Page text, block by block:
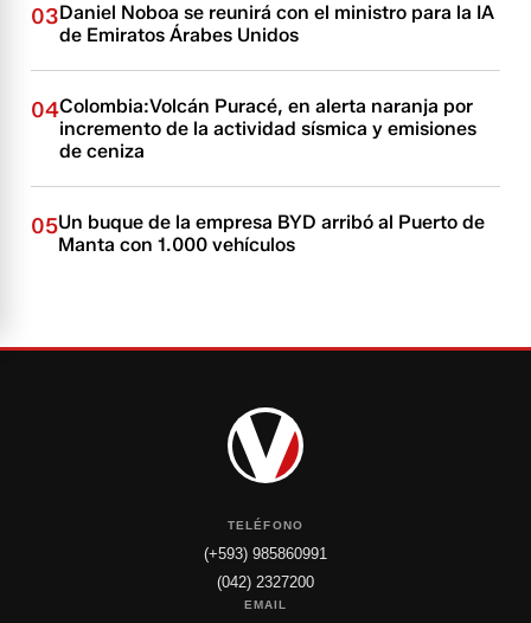
03Daniel Noboa se reunirá con el ministro para la IA
de Emiratos Árabes Unidos
04Colombia:Volcán Puracé, en alerta naranja por
incremento de la actividad sísmica y emisiones
de ceniza
05Un buque de la empresa BYD arribó al Puerto de
Manta con 1.000 vehículos
TELÉFONO
(+593) 985860991
(042) 2327200
EMAIL